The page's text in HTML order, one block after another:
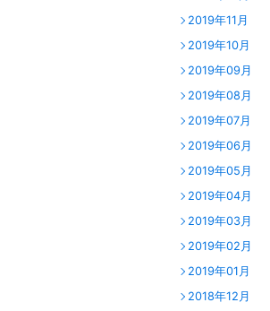
2019年11月
2019年10月
2019年09月
2019年08月
2019年07月
2019年06月
2019年05月
2019年04月
2019年03月
2019年02月
2019年01月
2018年12月